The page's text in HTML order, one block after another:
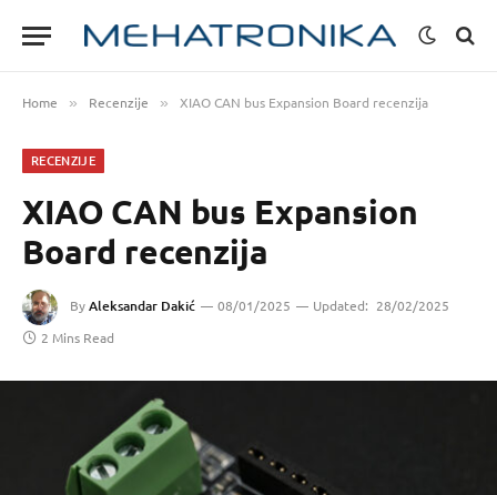
Home » Recenzije » XIAO CAN bus Expansion Board recenzija
RECENZIJE
XIAO CAN bus Expansion
Board recenzija
ByAleksandar Dakić 08/01/2025 Updated: 28/02/2025
2 Mins Read